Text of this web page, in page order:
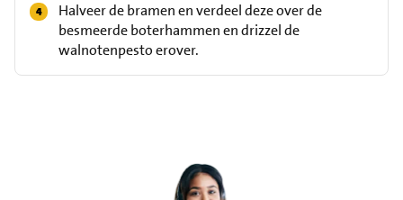
Halveer de bramen en verdeel deze over de
besmeerde boterhammen en drizzel de
walnotenpesto erover.